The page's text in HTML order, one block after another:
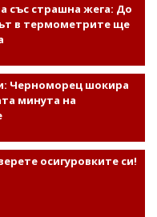
със страшна жега: До
в термометрите ще
Черноморец шокира
минута на
осигуровките си!